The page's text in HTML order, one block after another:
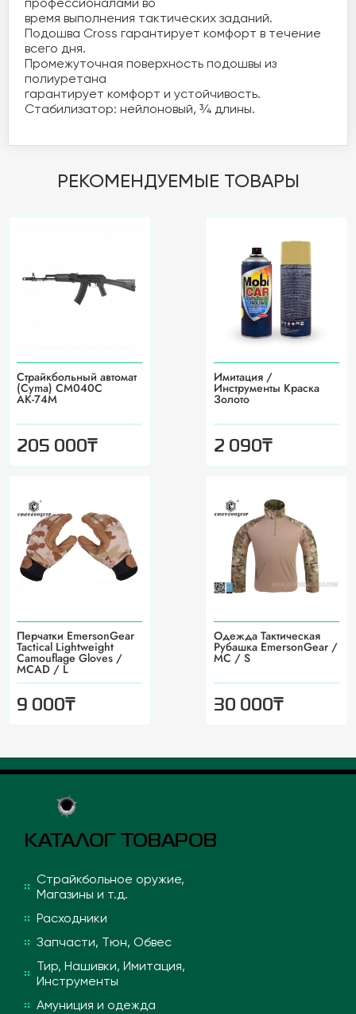
профессионалами во
время выполнения тактических заданий.
Подошва Cross гарантирует комфорт в течение
всего дня.
Промежуточная поверхность подошвы из
полиуретана
гарантирует комфорт и устойчивость.
Стабилизатор: нейлоновый, ¾ длины.
РЕКОМЕНДУЕМЫЕ ТОВАРЫ
Страйкбольный автомат
(Cyma) CM040C
АК-74М
205 000₸
Имитация /
Инструменты Краска
Золото
2 090₸
Перчатки EmersonGear
Tactical Lightweight
Camouflage Gloves /
MCAD / L
9 000₸
Одежда Тактическая
Рубашка EmersonGear /
MC / S
30 000₸
КАТАЛОГ ТОВАРОВ
Страйкбольное оружие,
Магазины и т.д.
Расходники
Запчасти, Тюн, Обвес
Тир, Нашивки, Имитация,
Инструменты
Амуниция и одежда